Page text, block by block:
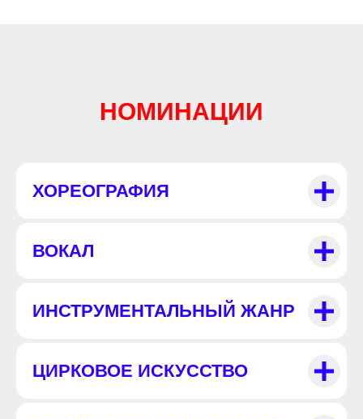
НОМИНАЦИИ
ХОРЕОГРАФИЯ
ВОКАЛ
ИНСТРУМЕНТАЛЬНЫЙ ЖАНР
ЦИРКОВОЕ ИСКУССТВО